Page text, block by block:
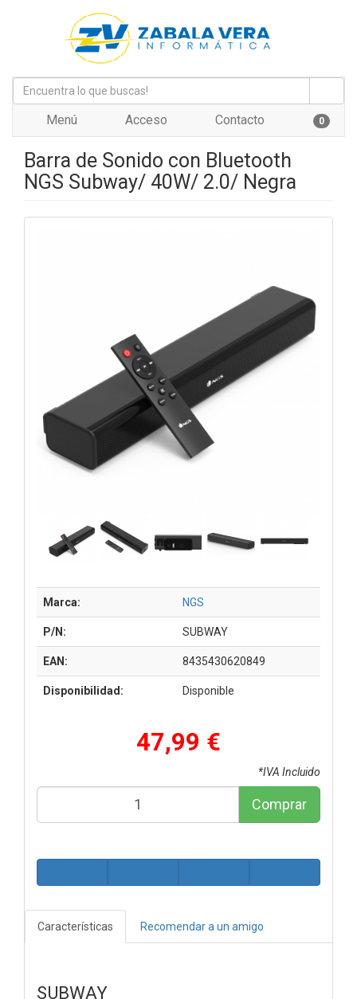
Menú Acceso Contacto 0
Barra de Sonido con Bluetooth
NGS Subway/ 40W/ 2.0/ Negra
Marca: NGS
P/N: SUBWAY
EAN: 8435430620849
Disponibilidad: Disponible
47,99 €
*IVA Incluido
Comprar
Características Recomendar a un amigo
SUBWAY